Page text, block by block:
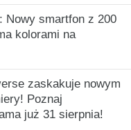
Nowy smartfon z 200
kolorami na
zaskakuje nowym
Poznaj
już 31 sierpnia!